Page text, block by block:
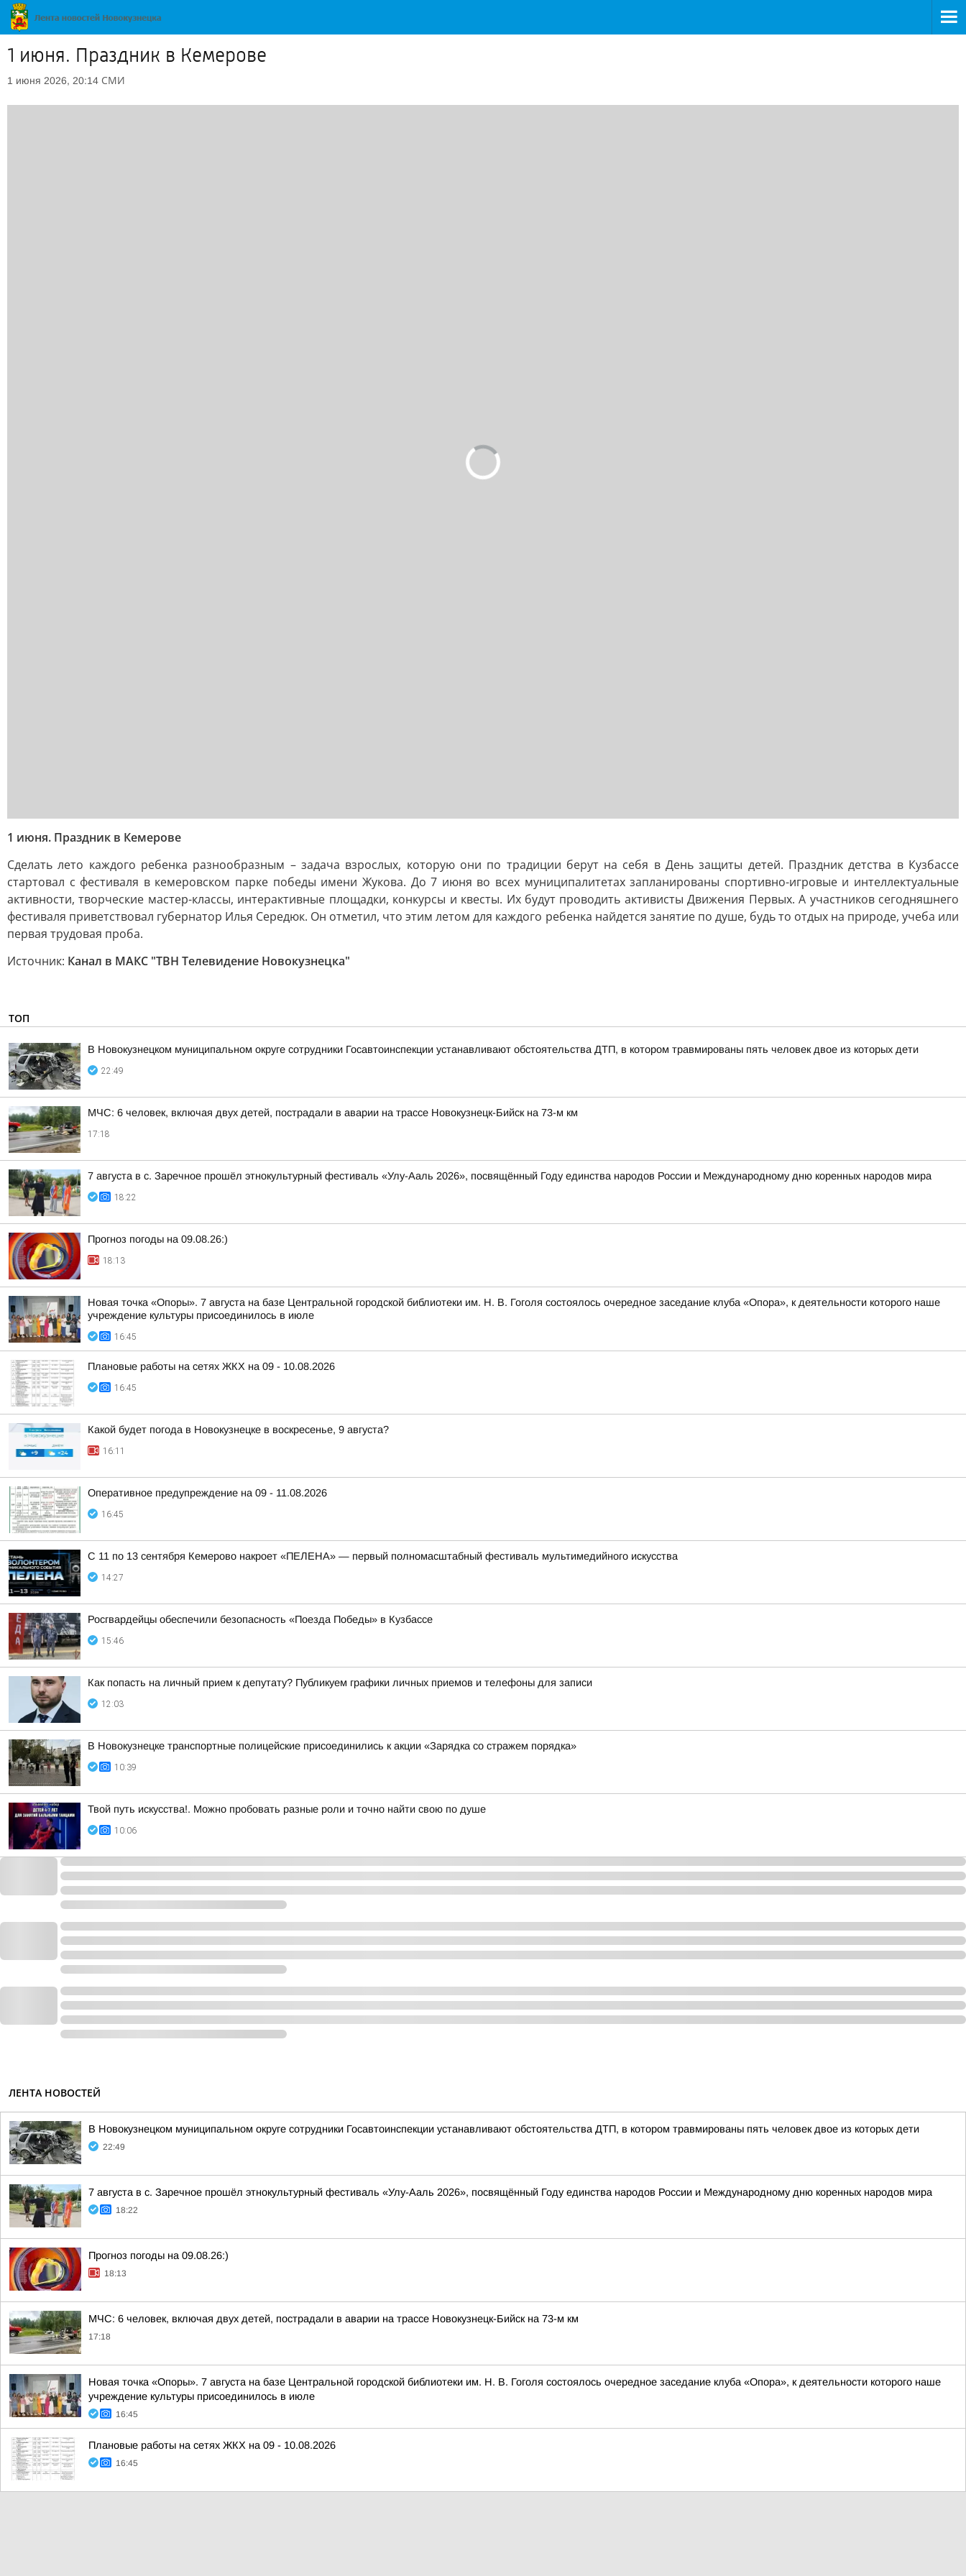
1 июня. Праздник в Кемерове
1 июня 2026, 20:14 СМИ
1 июня. Праздник в Кемерове
Сделать лето каждого ребенка разнообразным – задача взрослых, которую они по традиции берут на себя в День защиты детей. Праздник детства в Кузбассе
стартовал с фестиваля в кемеровском парке победы имени Жукова. До 7 июня во всех муниципалитетах запланированы спортивно-игровые и интеллектуальные
активности, творческие мастер-классы, интерактивные площадки, конкурсы и квесты. Их будут проводить активисты Движения Первых. А участников сегодняшнего
фестиваля приветствовал губернатор Илья Середюк. Он отметил, что этим летом для каждого ребенка найдется занятие по душе, будь то отдых на природе, учеба или
первая трудовая проба.
Источник: Канал в МАКС "ТВН Телевидение Новокузнецка"
ТОП
В Новокузнецком муниципальном округе сотрудники Госавтоинспекции устанавливают обстоятельства ДТП, в котором травмированы пять человек двое из которых дети
22:49
МЧС: 6 человек, включая двух детей, пострадали в аварии на трассе Новокузнецк-Бийск на 73-м км
17:18
7 августа в с. Заречное прошёл этнокультурный фестиваль «Улу-Ааль 2026», посвящённый Году единства народов России и Международному дню коренных народов мира
18:22
Прогноз погоды на 09.08.26:)
18:13
Новая точка «Опоры». 7 августа на базе Центральной городской библиотеки им. Н. В. Гоголя состоялось очередное заседание клуба «Опора», к деятельности которого наше
учреждение культуры присоединилось в июле
16:45
Плановые работы на сетях ЖКХ на 09 - 10.08.2026
16:45
Какой будет погода в Новокузнецке в воскресенье, 9 августа?
16:11
Оперативное предупреждение на 09 - 11.08.2026
16:45
С 11 по 13 сентября Кемерово накроет «ПЕЛЕНА» — первый полномасштабный фестиваль мультимедийного искусства
14:27
Росгвардейцы обеспечили безопасность «Поезда Победы» в Кузбассе
15:46
Как попасть на личный прием к депутату? Публикуем графики личных приемов и телефоны для записи
12:03
В Новокузнецке транспортные полицейские присоединились к акции «Зарядка со стражем порядка»
10:39
Твой путь искусства!. Можно пробовать разные роли и точно найти свою по душе
10:06
ЛЕНТА НОВОСТЕЙ
В Новокузнецком муниципальном округе сотрудники Госавтоинспекции устанавливают обстоятельства ДТП, в котором травмированы пять человек двое из которых дети
22:49
7 августа в с. Заречное прошёл этнокультурный фестиваль «Улу-Ааль 2026», посвящённый Году единства народов России и Международному дню коренных народов мира
18:22
Прогноз погоды на 09.08.26:)
18:13
МЧС: 6 человек, включая двух детей, пострадали в аварии на трассе Новокузнецк-Бийск на 73-м км
17:18
Новая точка «Опоры». 7 августа на базе Центральной городской библиотеки им. Н. В. Гоголя состоялось очередное заседание клуба «Опора», к деятельности которого наше
учреждение культуры присоединилось в июле
16:45
Плановые работы на сетях ЖКХ на 09 - 10.08.2026
16:45